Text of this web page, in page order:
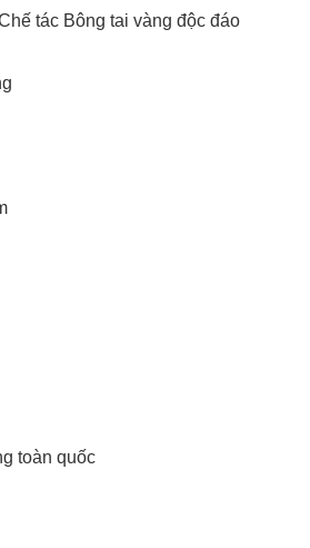
tác Bông tai vàng độc đáo
toàn quốc